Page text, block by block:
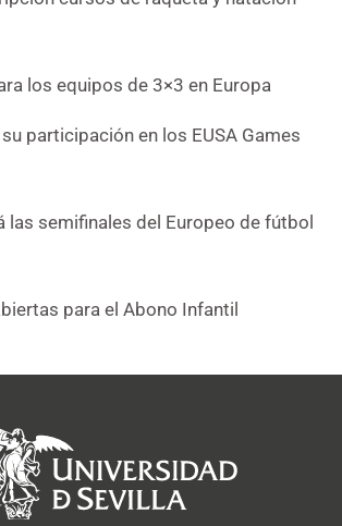
los equipos de 3×3 en Europa
participación en los EUSA Games
las semifinales del Europeo de fútbol
para el Abono Infantil